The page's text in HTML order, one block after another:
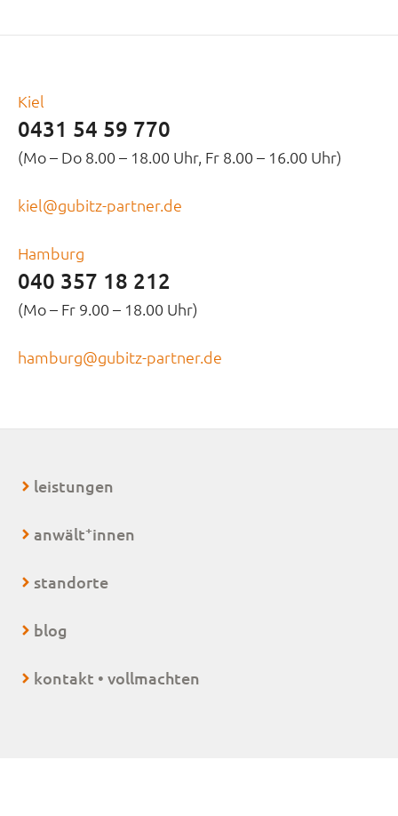
Kiel
0431 54 59 770
(Mo – Do 8.00 – 18.00 Uhr, Fr 8.00 – 16.00 Uhr)
kiel@gubitz-partner.de
Hamburg
040 357 18 212
(Mo – Fr 9.00 – 18.00 Uhr)
hamburg@gubitz-partner.de
leistungen
anwält+innen
standorte
blog
kontakt • vollmachten